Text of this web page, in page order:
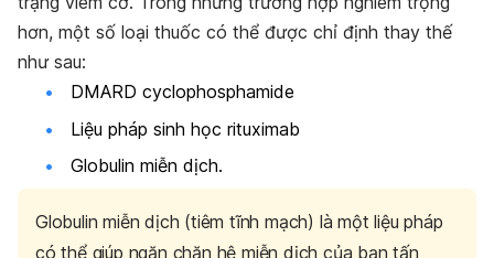
hơn, một số loại thuốc có thể được chỉ định thay thế
như sau:
DMARD cyclophosphamide
Liệu pháp sinh học rituximab
Globulin miễn dịch.
Globulin miễn dịch (tiêm tĩnh mạch) là một liệu pháp
có thể giúp ngăn chặn hệ miễn dịch của bạn tấn